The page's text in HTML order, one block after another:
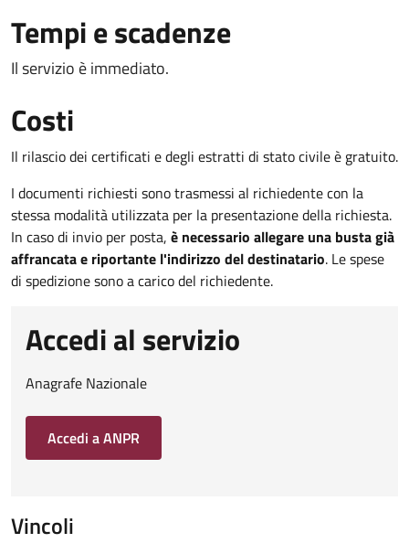
Tempi e scadenze
Il servizio è immediato.
Costi
Il rilascio dei certificati e degli estratti di stato civile è gratuito.
I documenti richiesti sono trasmessi al richiedente con la
stessa modalità utilizzata per la presentazione della richiesta.
In caso di invio per posta, è necessario allegare una busta già
affrancata e riportante l'indirizzo del destinatario. Le spese
di spedizione sono a carico del richiedente.
Accedi al servizio
Anagrafe Nazionale
Accedi a ANPR
Vincoli